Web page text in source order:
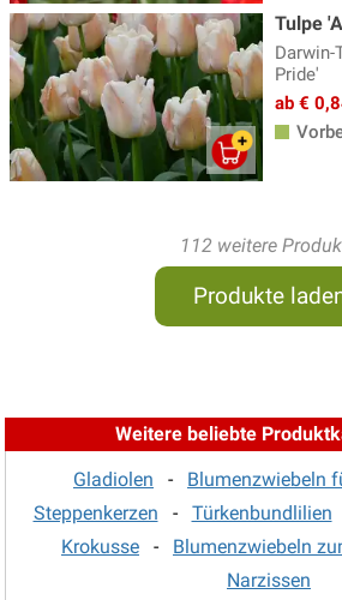
Tulpe
Darwin-
Pride'
ab €
112 weitere
Produkte
Weitere beliebte
Gladiolen - Blumenzwiebeln
Steppenkerzen - Türkenbundlilien
Krokusse - Blumenzwiebeln
Narzissen